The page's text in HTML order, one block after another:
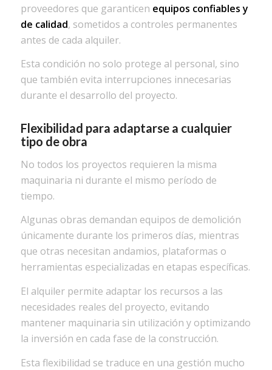
proveedores que garanticen equipos confiables y
de calidad, sometidos a controles permanentes
antes de cada alquiler.
Esta condición no solo protege al personal, sino
que también evita interrupciones innecesarias
durante el desarrollo del proyecto.
Flexibilidad para adaptarse a cualquier
tipo de obra
No todos los proyectos requieren la misma
maquinaria ni durante el mismo período de
tiempo.
Algunas obras demandan equipos de demolición
únicamente durante los primeros días, mientras
que otras necesitan andamios, plataformas o
herramientas especializadas en etapas específicas.
El alquiler permite adaptar los recursos a las
necesidades reales del proyecto, evitando
mantener maquinaria sin utilización y optimizando
la inversión en cada fase de la construcción.
Esta flexibilidad se traduce en una gestión mucho